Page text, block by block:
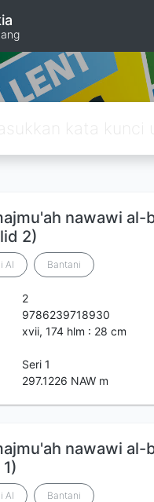
nawawi al-
2)
Al Bantani
2
9786239718930
xvii, 174 hlm : 28 cm
Seri 1
297.1226 NAW m
nawawi al-
Al Bantani